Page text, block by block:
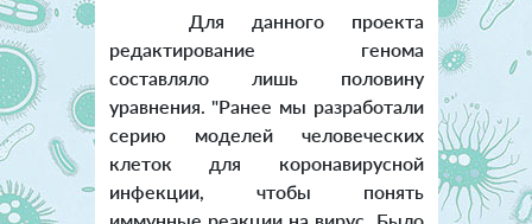
Для данного проекта
редактирование генома
составляло лишь половину
уравнения. "Ранее мы разработали
серию моделей человеческих
клеток для коронавирусной
инфекции, чтобы понять